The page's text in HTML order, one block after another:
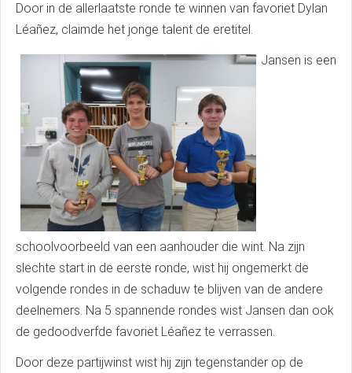
Door in de allerlaatste ronde te winnen van favoriet Dylan
Léañez, claimde het jonge talent de eretitel.
Jansen is een
schoolvoorbeeld van een aanhouder die wint. Na zijn
slechte start in de eerste ronde, wist hij ongemerkt de
volgende rondes in de schaduw te blijven van de andere
deelnemers. Na 5 spannende rondes wist Jansen dan ook
de gedoodverfde favoriet Léañez te verrassen.
Door deze partijwinst wist hij zijn tegenstander op de